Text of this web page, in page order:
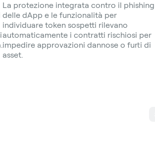
La protezione integrata contro il phishing
delle dApp e le funzionalità per
individuare token sospetti rilevano
automaticamente i contratti rischiosi per
impedire approvazioni dannose o furti di
asset.